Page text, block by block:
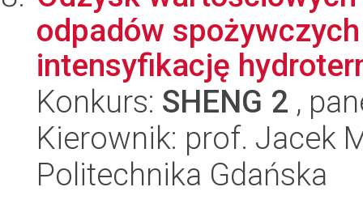
odpadów
intensyfikację
Konkurs: SHENG 2 ,
Kierownik: prof. Jacek
Politechnika Gdańska